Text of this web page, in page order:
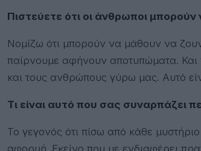
Πιστεύετε ότι οι άνθρωποι
Νομίζω ότι μπορούν να μάθουν να
παίρνουμε αφήνουν αποτυπώματα.
και τους ανθρώπους γύρω μας. Αυτό
Τι είναι αυτό που σας συναρπάζει
Το γεγονός ότι πίσω από κάθε